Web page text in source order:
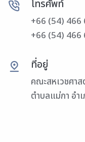
โทรศัพท์
+66 (54) 466
+66 (54) 466
ที่อยู่
คณะสหเวชศา
ตำบลแม่กา อำ